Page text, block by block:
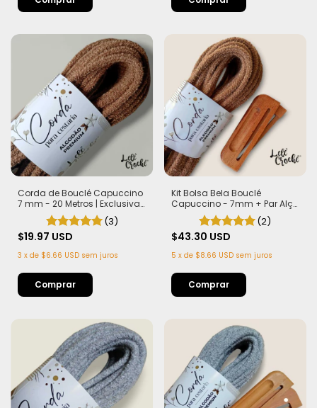
Corda de Bouclé Capuccino
7 mm - 20 Metros | Exclusiva
Lelê Crochê | Leve,
Estruturada e com Efeito
Sofisticado
(3)
$19.97 USD
3 x de $6.66 USD sem juros
Kit Bolsa Bela Bouclé
Capuccino - 7mm + Par Alça
Teca com Imã
(2)
$43.30 USD
5 x de $8.66 USD sem juros